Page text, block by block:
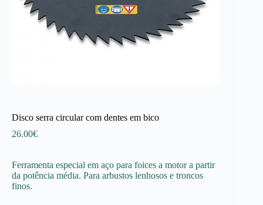
Disco serra circular com dentes em bico
26.00€
Ferramenta especial em aço para foices a motor a partir
da potência média. Para arbustos lenhosos e troncos
finos.